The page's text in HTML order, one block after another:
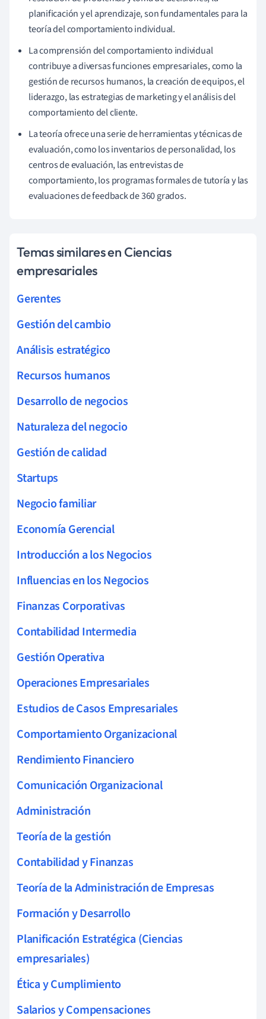
planificación y el aprendizaje, son fundamentales para la
teoría del comportamiento individual.
La comprensión del comportamiento individual
contribuye a diversas funciones empresariales, como la
gestión de recursos humanos, la creación de equipos, el
liderazgo, las estrategias de marketing y el análisis del
comportamiento del cliente.
La teoría ofrece una serie de herramientas y técnicas de
evaluación, como los inventarios de personalidad, los
centros de evaluación, las entrevistas de
comportamiento, los programas formales de tutoría y las
evaluaciones de feedback de 360 grados.
Temas similares en Ciencias
empresariales
Gerentes
Gestión del cambio
Análisis estratégico
Recursos humanos
Desarrollo de negocios
Naturaleza del negocio
Gestión de calidad
Startups
Negocio familiar
Economía Gerencial
Introducción a los Negocios
Influencias en los Negocios
Finanzas Corporativas
Contabilidad Intermedia
Gestión Operativa
Operaciones Empresariales
Estudios de Casos Empresariales
Comportamiento Organizacional
Rendimiento Financiero
Comunicación Organizacional
Administración
Teoría de la gestión
Contabilidad y Finanzas
Teoría de la Administración de Empresas
Formación y Desarrollo
Planificación Estratégica (Ciencias
empresariales)
Ética y Cumplimiento
Salarios y Compensaciones